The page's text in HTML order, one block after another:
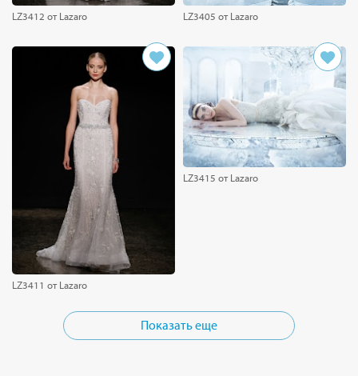
LZ3412 от Lazaro LZ3405 от Lazaro
LZ3411 от Lazaro
LZ3415 от Lazaro
Показать еще